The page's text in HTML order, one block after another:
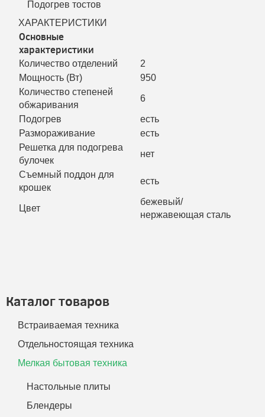
Подогрев тостов
ХАРАКТЕРИСТИКИ
Основные
характеристики
Количество отделений
2
Мощность (Вт)
950
Количество степеней
обжаривания
6
Подогрев
есть
Размораживание
есть
Решетка для подогрева
булочек
нет
Съемный поддон для
крошек
есть
Цвет
бежевый/
нержавеющая сталь
Каталог товаров
Встраиваемая техника
Отдельностоящая техника
Мелкая бытовая техника
Настольные плиты
Блендеры